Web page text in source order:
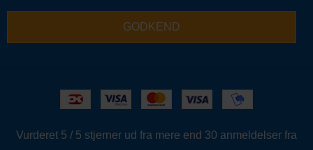
GODKEND
Vurderet 5 / 5 stjerner ud fra mere end 30 anmeldelser fra